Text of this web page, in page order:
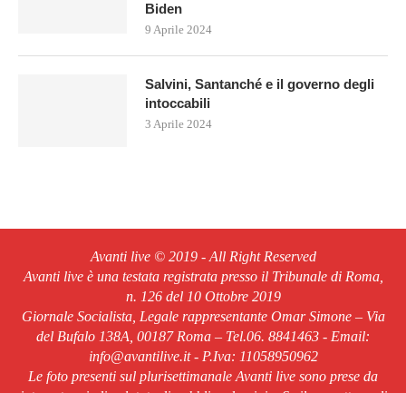
Biden
9 Aprile 2024
Salvini, Santanché e il governo degli
intoccabili
3 Aprile 2024
Avanti live © 2019 - All Right Reserved
Avanti live è una testata registrata presso il Tribunale di Roma,
n. 126 del 10 Ottobre 2019
Giornale Socialista, Legale rappresentante Omar Simone – Via
del Bufalo 138A, 00187 Roma – Tel.06. 8841463 - Email:
info@avantilive.it - P.Iva: 11058950962
Le foto presenti sul plurisettimanale Avanti live sono prese da